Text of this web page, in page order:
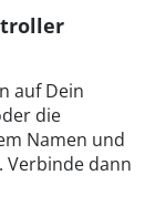
auf Dein
die
Namen und
Verbinde dann